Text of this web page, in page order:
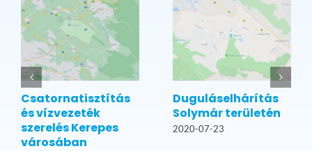
Csatornatisztítás
és vízvezeték
szerelés Kerepes
városában
Duguláselhárítás
Solymár területén
2020-07-23